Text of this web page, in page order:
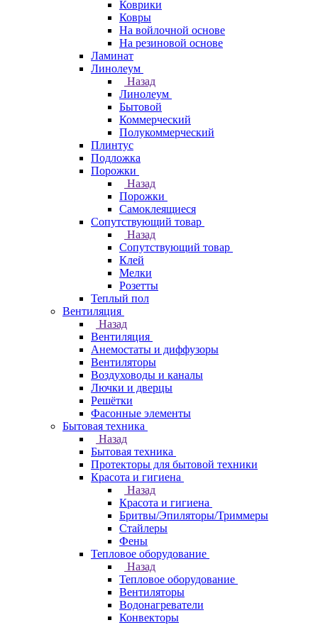
Коврики
Ковры
На войлочной основе
На резиновой основе
Ламинат
Линолеум
Назад
Линолеум
Бытовой
Коммерческий
Полукоммерческий
Плинтус
Подложка
Порожки
Назад
Порожки
Самоклеящиеся
Сопутствующий товар
Назад
Сопутствующий товар
Клей
Мелки
Розетты
Теплый пол
Вентиляция
Назад
Вентиляция
Анемостаты и диффузоры
Вентиляторы
Воздуховоды и каналы
Лючки и дверцы
Решётки
Фасонные элементы
Бытовая техника
Назад
Бытовая техника
Протекторы для бытовой техники
Красота и гигиена
Назад
Красота и гигиена
Бритвы/Эпиляторы/Триммеры
Стайлеры
Фены
Тепловое оборудование
Назад
Тепловое оборудование
Вентиляторы
Водонагреватели
Конвекторы